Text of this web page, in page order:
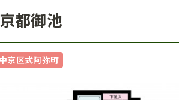
都御池
京区式阿弥町